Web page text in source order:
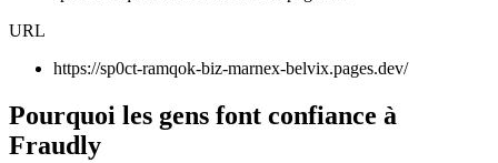
URL
https://sp0ct-ramqok-biz-marnex-belvix.pages.dev/
Pourquoi les gens font confiance à
Fraudly